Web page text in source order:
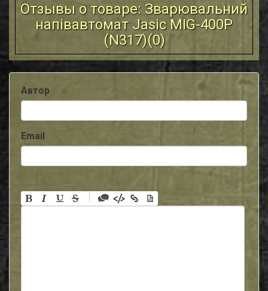
Отзывы о товаре: Зварювальний
напівавтомат Jasic MIG-400P
(N317)(0)
Автор
Email
-
-